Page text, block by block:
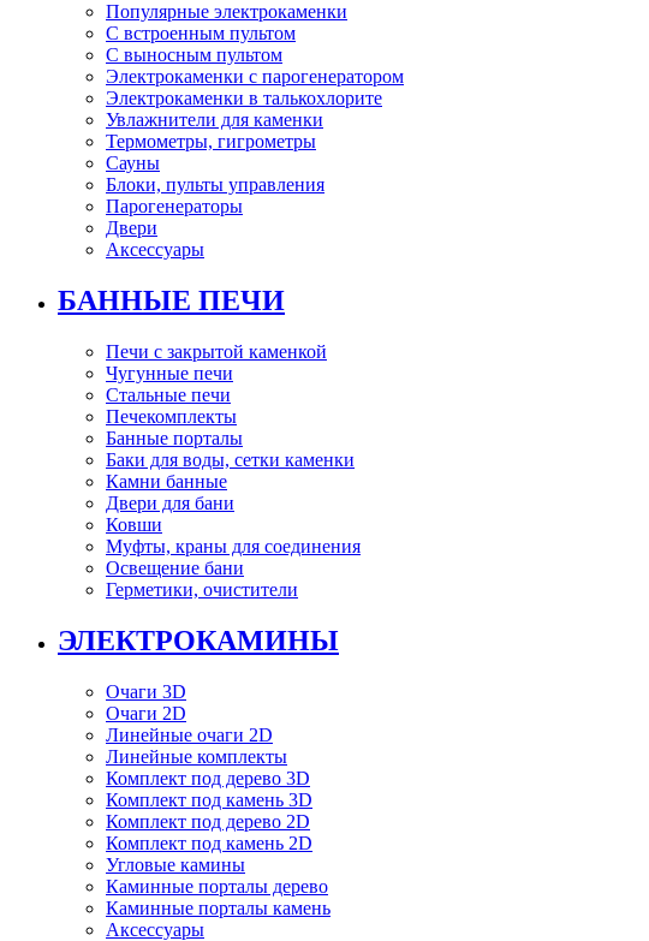
Популярные электрокаменки
С встроенным пультом
С выносным пультом
Электрокаменки с парогенератором
Электрокаменки в талькохлорите
Увлажнители для каменки
Термометры, гигрометры
Сауны
Блоки, пульты управления
Парогенераторы
Двери
Аксессуары
БАННЫЕ ПЕЧИ
Печи с закрытой каменкой
Чугунные печи
Стальные печи
Печекомплекты
Банные порталы
Баки для воды, сетки каменки
Камни банные
Двери для бани
Ковши
Муфты, краны для соединения
Освещение бани
Герметики, очистители
ЭЛЕКТРОКАМИНЫ
Очаги 3D
Очаги 2D
Линейные очаги 2D
Линейные комплекты
Комплект под дерево 3D
Комплект под камень 3D
Комплект под дерево 2D
Комплект под камень 2D
Угловые камины
Каминные порталы дерево
Каминные порталы камень
Аксессуары